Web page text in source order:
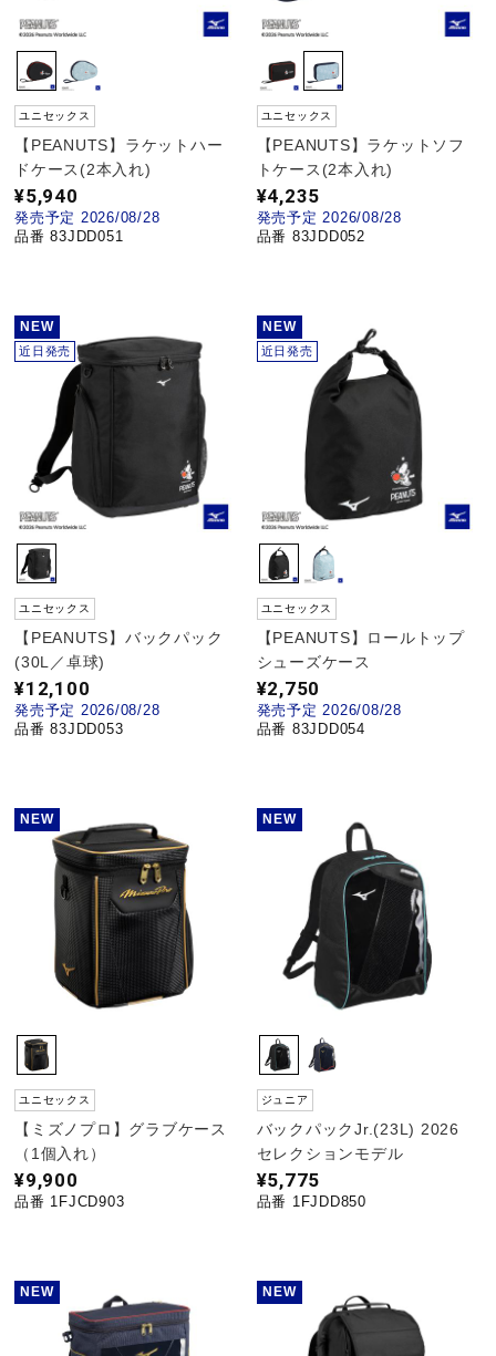
インナー
寝具／ミズノスリープ
アウトドア／レイン
健康／エクササイズ
ジュニア／キッズ
コラボ／ライセンス
セール
サポート
直営店一覧
ユニセックス
【PEANUTS】ラケットハー
ドケース(2本入れ)
¥5,940
発売予定 2026/08/28
品番 83JDD051
ユニセックス
【PEANUTS】ラケットソフ
トケース(2本入れ)
¥4,235
発売予定 2026/08/28
品番 83JDD052
NEW
近日発売
ユニセックス
【PEANUTS】バックパック
(30L／卓球)
¥12,100
発売予定 2026/08/28
品番 83JDD053
NEW
近日発売
ユニセックス
【PEANUTS】ロールトップ
シューズケース
¥2,750
発売予定 2026/08/28
品番 83JDD054
NEW
ユニセックス
【ミズノプロ】グラブケース
（1個入れ）
¥9,900
品番 1FJCD903
NEW
ジュニア
バックパックJr.(23L) 2026
セレクションモデル
¥5,775
品番 1FJDD850
NEW NEW